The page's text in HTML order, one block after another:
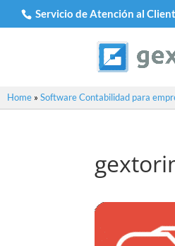
Servicio de Atención al
Home » Software Contabilidad para